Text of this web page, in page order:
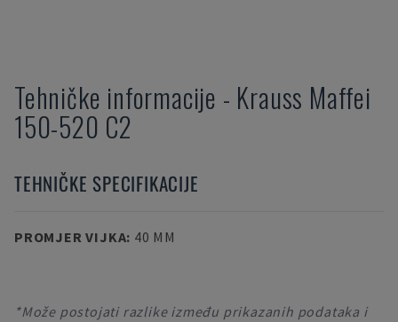
Tehničke informacije - Krauss Maffei
150-520 C2
TEHNIČKE SPECIFIKACIJE
PROMJER VIJKA: 40 MM
*Može postojati razlike između prikazanih podataka i